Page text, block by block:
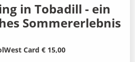
in Tobadill - ein
Sommererlebnis
Card € 15,00